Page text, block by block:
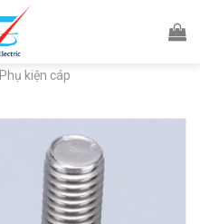
Phụ kiện cáp